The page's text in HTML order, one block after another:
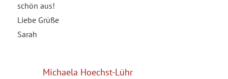
schön aus!
Liebe Grüße
Sarah
Michaela Hoechst-Lühr